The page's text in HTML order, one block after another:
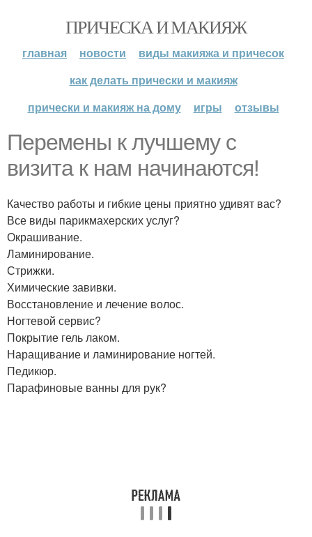
ПРИЧЕСКА И МАКИЯЖ
главная новости
виды макияжа и причесок
как делать прически и макияж
прически и макияж на дому
игры отзывы
Перемены к лучшему с
визита к нам начинаются!
Качество работы и гибкие цены приятно удивят вас?
Все виды парикмахерских услуг?
Окрашивание.
Ламинирование.
Стрижки.
Химические завивки.
Восстановление и лечение волос.
Ногтевой сервис?
Покрытие гель лаком.
Наращивание и ламинирование ногтей.
Педикюр.
Парафиновые ванны для рук?